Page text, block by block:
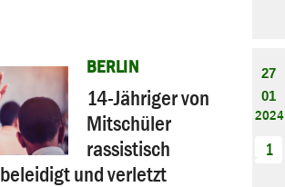
BERLIN
14-Jähriger von
Mitschüler
rassistisch
beleidigt und verletzt
27
01
2024
1